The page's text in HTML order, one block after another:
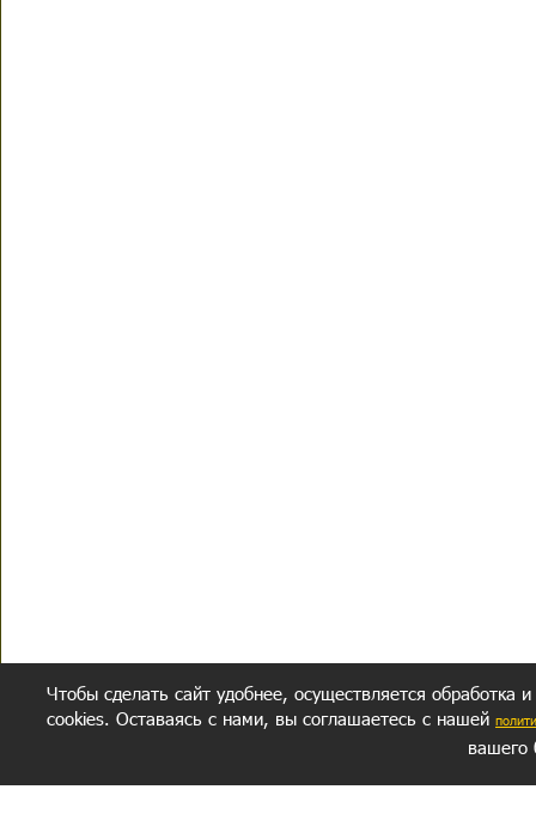
Чтобы сделать сайт удобнее, осуществляется обработка
cookies. Оставаясь с нами, вы соглашаетесь с нашей
вашего